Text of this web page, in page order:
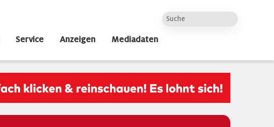
Service Anzeigen Mediadaten